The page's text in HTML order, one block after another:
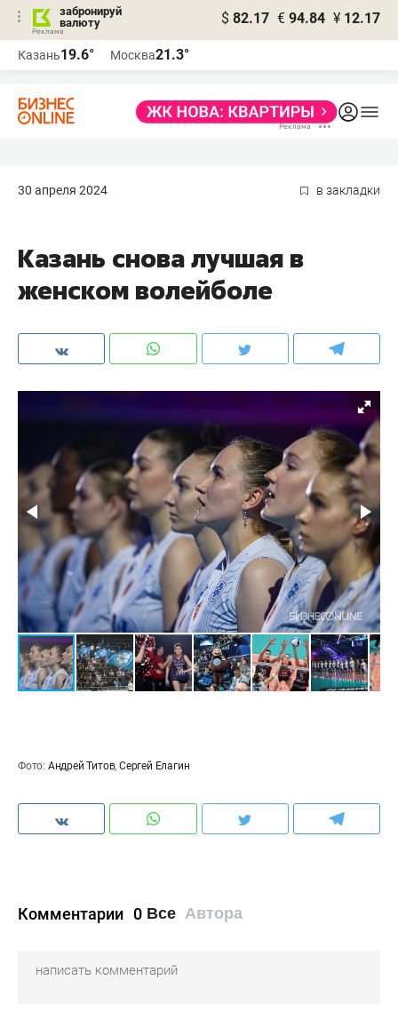
забронируй
валюту
$ 82.17 € 94.84 ¥ 12.17
Казань19.6° Москва21.3°
30 апреля 2024 в закладки
Казань снова лучшая в
женском волейболе
Фото: Андрей Титов,Сергей Елагин
Комментарии 0 Все Автора